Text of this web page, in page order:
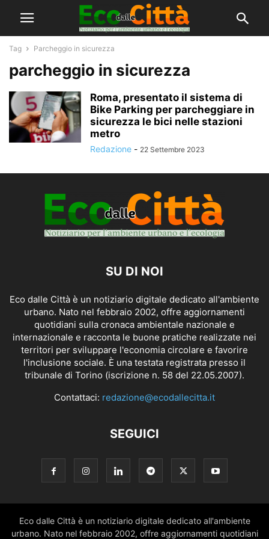
Tag Parcheggio in sicurezza
parcheggio in sicurezza
Roma, presentato il sistema di
Bike Parking per parcheggiare in
sicurezza le bici nelle stazioni
metro
Redazione - 22 Settembre 2023
SU DI NOI
Eco dalle Città è un notiziario digitale dedicato all'ambiente
urbano. Nato nel febbraio 2002, offre aggiornamenti
quotidiani sulla cronaca ambientale nazionale e
internazionale e racconta le buone pratiche realizzate nei
territori per sviluppare l'economia circolare e favorire
l'inclusione sociale. È una testata registrata presso il
tribunale di Torino (iscrizione n. 58 del 22.05.2007).
Contattaci: redazione@ecodallecitta.it
SEGUICI
Eco dalle Città è un notiziario digitale dedicato all'ambiente
urbano. Nato nel febbraio 2002, offre aggiornamenti quotidiani